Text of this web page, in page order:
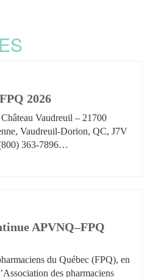
2026
Vaudreuil – 21700
Vaudreuil-Dorion, QC, J7V
363-7896…
APVNQ–FPQ
du Québec (FPQ), en
des pharmaciens